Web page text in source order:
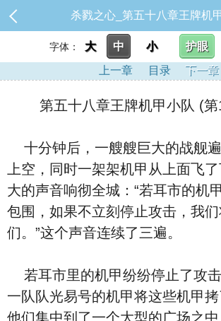
杀戮之心_第五十八章王牌机
字体： 大 中 小 护眼
上一章
目录 下一章
第五十八章王牌机甲小队 (第
十分钟后，一艘艘巨大的战舰
上空，同时一架架机甲从上面飞
大的声音响彻全城：“若耳市的机
包围，如果不立刻停止攻击，我
们。”这个声音连续了三遍。
若耳市里的机甲纷纷停止了攻击
一队队光易号的机甲将这些机甲
他们集中到了一个大型的广场之中